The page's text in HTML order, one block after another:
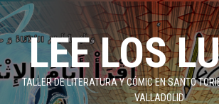
Saltar
al
contenidoLEE LOS
TALLER DE LITERATURA Y CÓMIC EN SANTO
VALLADOLID